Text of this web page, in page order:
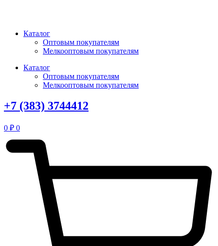
Каталог
Оптовым покупателям
Мелкооптовым покупателям
Каталог
Оптовым покупателям
Мелкооптовым покупателям
+7 (383) 3744412
0 ₽ 0